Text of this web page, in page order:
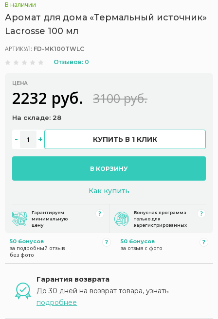
В наличии
Аромат для дома «Термальный источник»
Lacrosse 100 мл
АРТИКУЛ: FD-MK100TWLC
Отзывов: 0
ЦЕНА
2232 руб. 3100 руб.
На складе: 28
КУПИТЬ В 1 КЛИК
В КОРЗИНУ
Как купить
Гарантируем
минимальную
цену
Бонусная программа
только для
зарегистрированных
50 бонусов
за подробный отзыв
без фото
50 бонусов
за отзыв с фото
Гарантия возврата
До 30 дней на возврат товара, узнать
подробнее